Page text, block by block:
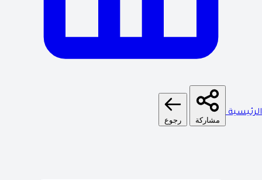
الرئيسية
مشاركة رجوع